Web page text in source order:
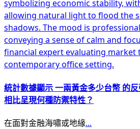
統計數據顯示 一兩黃金多少台幣 的
相比呈現何種防禦特性？
在面對金融海嘯或地緣...